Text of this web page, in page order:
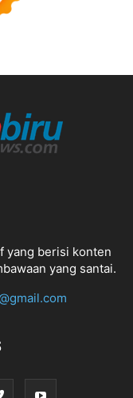
yang berisi konten
yang santai.